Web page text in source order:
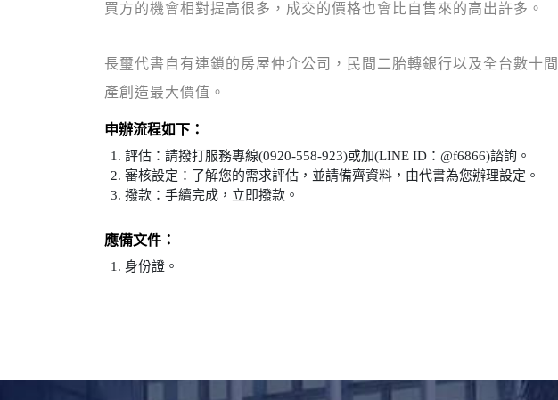
買方的機會相對提高很多，成交的價格也會比自售來的高出許多。
長璽代書自有連鎖的房屋仲介公司，民間二胎轉銀行以及全台數十
產創造最大價值。
申辦流程如下：
評估：請撥打服務專線(0920-558-923)或加(LINE ID：@f6866)諮詢。
審核設定：了解您的需求評估，並請備齊資料，由代書為您辦理設定。
撥款：手續完成，立即撥款。
應備文件：
身份證。